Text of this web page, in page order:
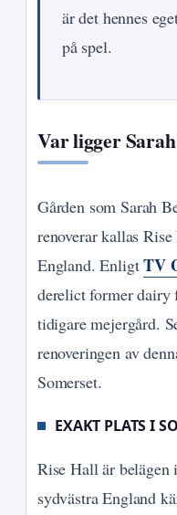
är det hennes
på spel.
Var ligger
Gården som Sarah
renoverar kallas
England. EnligtTV
derelict former dairy
tidigare mejergård.
renoveringen av
Somerset.
EXAKT PLATS I
Rise Hall är belägen
sydvästra England